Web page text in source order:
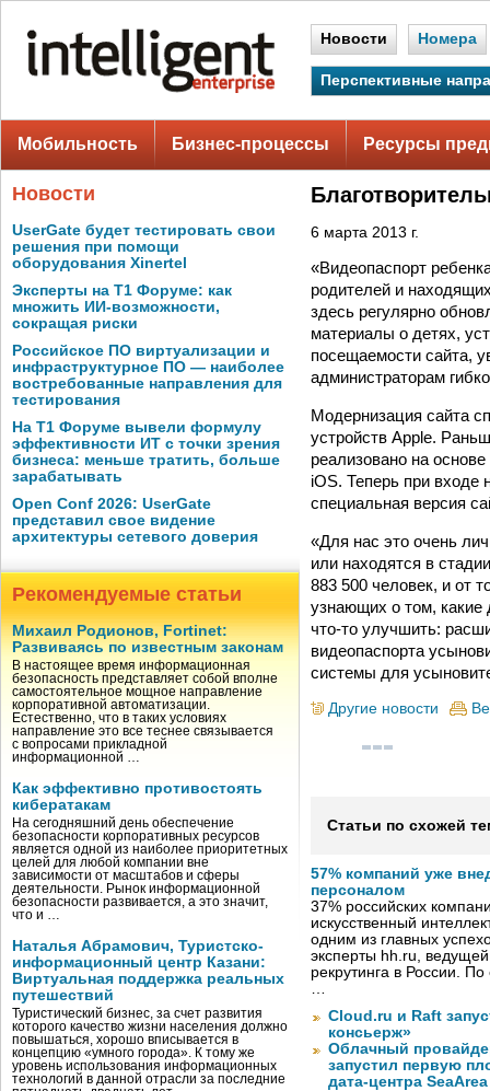
Новости Номера
Перспективные
Мобильность Бизнес-процессы Ресурсы
Новости
UserGate будет тестировать свои
решения при помощи
оборудования Xinertel
Эксперты на Т1 Форуме: как
множить ИИ-возможности,
сокращая риски
Российское ПО виртуализации и
инфраструктурное ПО — наиболее
востребованные направления для
тестирования
На Т1 Форуме вывели формулу
эффективности ИТ с точки зрения
бизнеса: меньше тратить, больше
зарабатывать
Open Conf 2026: UserGate
представил свое видение
архитектуры сетевого доверия
Рекомендуемые статьи
Михаил Родионов, Fortinet:
Развиваясь по известным законам
В настоящее время информационная
безопасность представляет собой вполне
самостоятельное мощное направление
корпоративной автоматизации.
Естественно, что в таких условиях
направление это все теснее связывается
с вопросами прикладной
информационной …
Как эффективно противостоять
кибератакам
На сегодняшний день обеспечение
безопасности корпоративных ресурсов
является одной из наиболее приоритетных
целей для любой компании вне
зависимости от масштабов и сферы
деятельности. Рынок информационной
безопасности развивается, а это значит,
что и …
Наталья Абрамович, Туристско-
информационный центр Казани:
Виртуальная поддержка реальных
путешествий
Туристический бизнес, за счет развития
которого качество жизни населения должно
повышаться, хорошо вписывается в
концепцию «умного города». К тому же
уровень использования информационных
технологий в данной отрасли за последние
6 марта 2013 г.
«Видеопаспорт
родителей и
здесь регулярно
материалы о детях,
посещаемости сайта,
администраторам
Модернизация сайта
устройств Apple.
реализовано на
iOS. Теперь при входе
специальная версия
«Для нас это очень
или находятся в
883 500 человек, и от
узнающих о том, какие
что-то улучшить:
видеопаспорта
системы для
Другие новости
Статьи по схожей
57% компаний уже
персоналом
37% российских
искусственный
одним из главных
эксперты hh.ru,
рекрутинга в России.
…
Cloud.ru и Raft
консьерж»
Облачный
запустил первую
дата-центра